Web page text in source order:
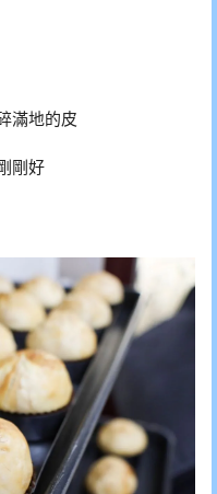
滿地的皮
剛好